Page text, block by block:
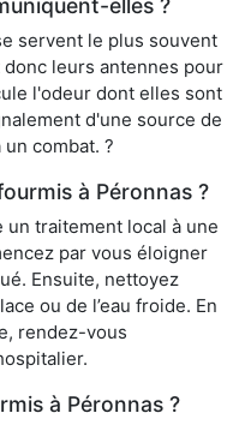
elles ?
servent le plus souvent
leurs antennes pour
l'odeur dont elles sont
d'une source de
combat. ?
à Péronnas ?
traitement local à une
par vous éloigner
Ensuite, nettoyez
ou de l’eau froide. En
rendez-vous
à Péronnas ?